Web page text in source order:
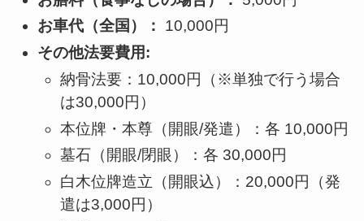
お車代（全国）：
10,000円
その他法要費用:
納骨法要：10,000円（※単独で行う場合
は30,000円）
本位牌・本尊（開眼/発遣）：各 10,000円
墓石（開眼/閉眼）：各 30,000円
白木位牌造立（開眼込）：20,000円（発
遣は3,000円）